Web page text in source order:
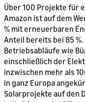
Über 100 Projekte für
Amazon ist auf dem
% mit erneuerbaren
Anteil bereits bei 85
Betriebsabläufe wie
einschließlich der
inzwischen mehr als
in ganz Europa
Solarprojekte auf den